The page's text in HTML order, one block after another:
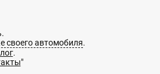
своего автомобиля.
.
"